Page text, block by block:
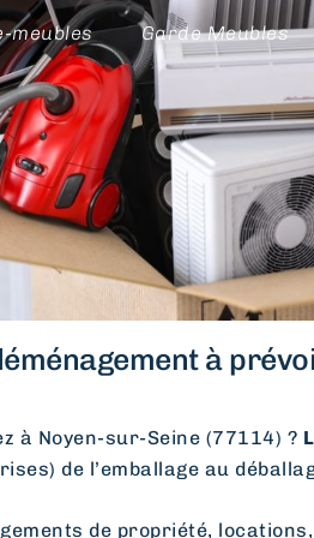
meubles Garde Meubles
à
à Noyen-sur-Seine (77114) ?
de l’emballage au
de propriété,